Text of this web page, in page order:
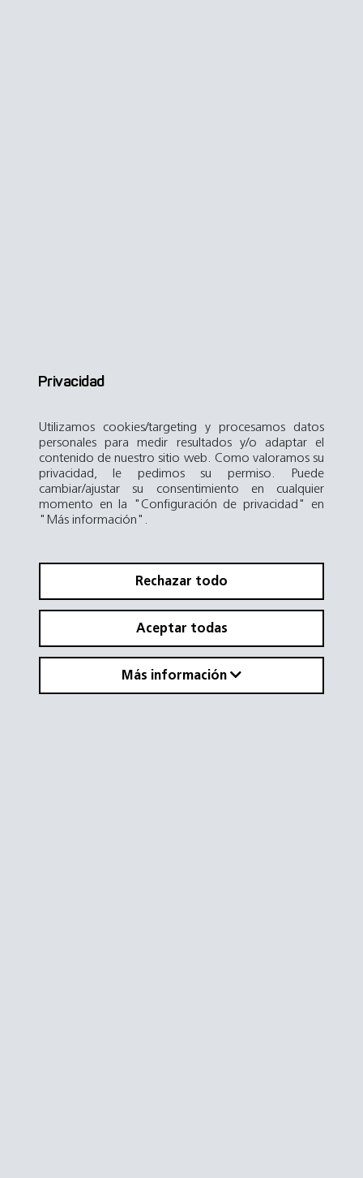
Privacidad
Utilizamos cookies/targeting y procesamos datos
personales para medir resultados y/o adaptar el
contenido de nuestro sitio web. Como valoramos su
privacidad, le pedimos su permiso. Puede
cambiar/ajustar su consentimiento en cualquier
momento en la "Configuración de privacidad" en
"Más información".
Rechazar todo
Aceptar todas
Más información